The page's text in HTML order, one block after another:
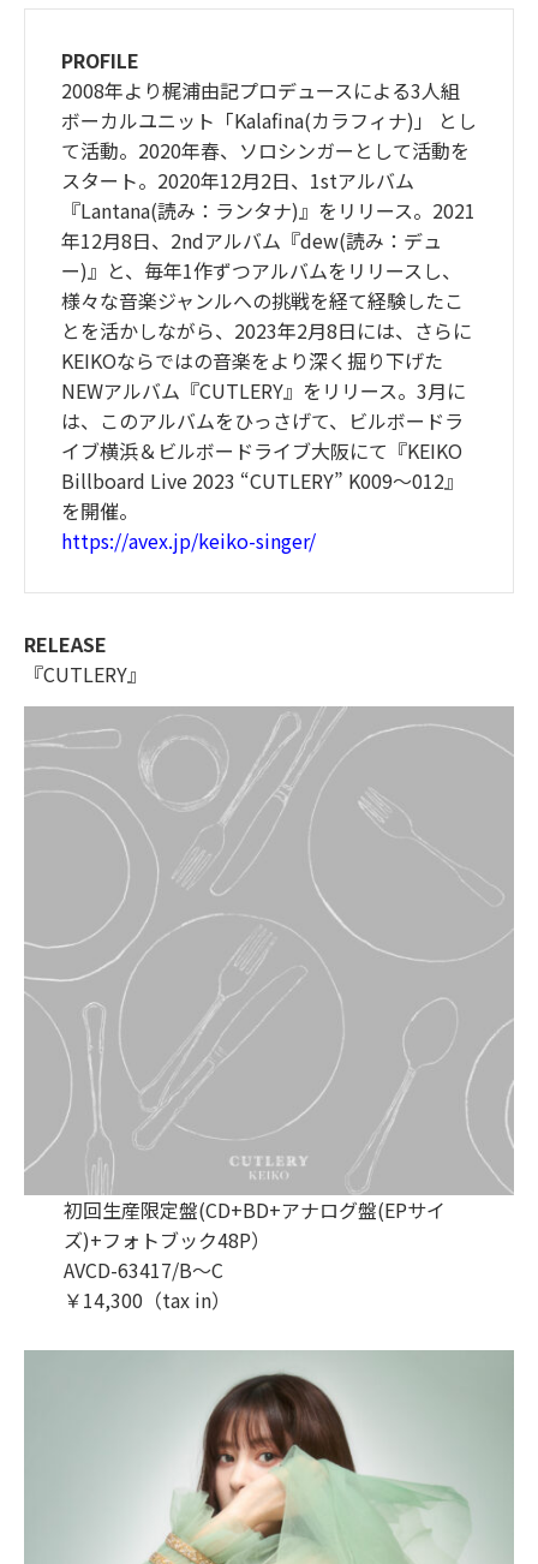
PROFILE
2008年より梶浦由記プロデュースによる3人組
ボーカルユニット「Kalafina(カラフィナ)」 とし
て活動。2020年春、ソロシンガーとして活動を
スタート。2020年12月2日、1stアルバム
『Lantana(読み：ランタナ)』をリリース。2021
年12月8日、2ndアルバム『dew(読み：デュ
ー)』と、毎年1作ずつアルバムをリリースし、
様々な音楽ジャンルへの挑戦を経て経験したこ
とを活かしながら、2023年2月8日には、さらに
KEIKOならではの音楽をより深く掘り下げた
NEWアルバム『CUTLERY』をリリース。3月に
は、このアルバムをひっさげて、ビルボードラ
イブ横浜＆ビルボードライブ大阪にて『KEIKO
Billboard Live 2023 “CUTLERY” K009～012』
を開催。
https://avex.jp/keiko-singer/
RELEASE
『CUTLERY』
初回生産限定盤(CD+BD+アナログ盤(EPサイ
ズ)+フォトブック48P）
AVCD-63417/B～C
￥14,300（tax in）